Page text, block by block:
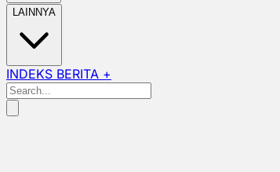
LAINNYA
INDEKS BERITA +